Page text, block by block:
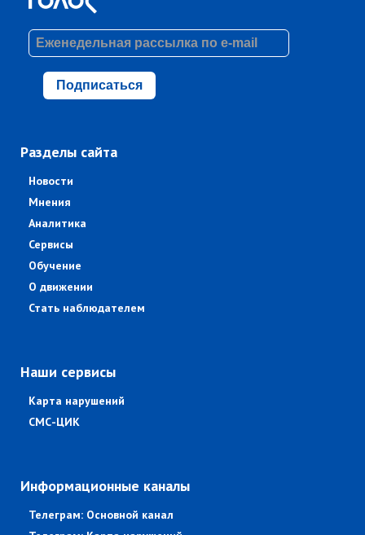
Подписаться
Разделы сайта
Новости
Мнения
Аналитика
Сервисы
Обучение
О движении
Стать наблюдателем
Наши сервисы
Карта нарушений
СМС-ЦИК
Информационные каналы
Телеграм: Основной канал